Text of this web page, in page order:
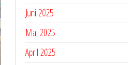
Juni 2025
Mai 2025
April 2025